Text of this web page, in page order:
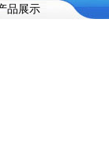
品展示